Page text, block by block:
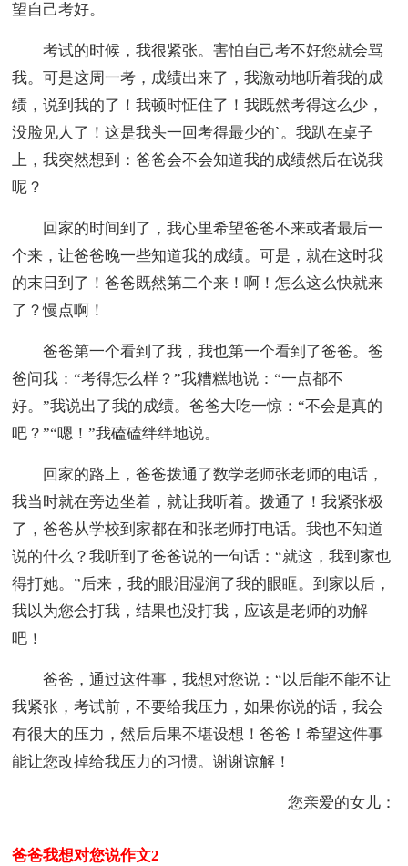
望自己考好。
考试的时候，我很紧张。害怕自己考不好您就会骂
我。可是这周一考，成绩出来了，我激动地听着我的成
绩，说到我的了！我顿时怔住了！我既然考得这么少，
没脸见人了！这是我头一回考得最少的`。我趴在桌子
上，我突然想到：爸爸会不会知道我的成绩然后在说我
呢？
回家的时间到了，我心里希望爸爸不来或者最后一
个来，让爸爸晚一些知道我的成绩。可是，就在这时我
的末日到了！爸爸既然第二个来！啊！怎么这么快就来
了？慢点啊！
爸爸第一个看到了我，我也第一个看到了爸爸。爸
爸问我：“考得怎么样？”我糟糕地说：“一点都不
好。”我说出了我的成绩。爸爸大吃一惊：“不会是真的
吧？”“嗯！”我磕磕绊绊地说。
回家的路上，爸爸拨通了数学老师张老师的电话，
我当时就在旁边坐着，就让我听着。拨通了！我紧张极
了，爸爸从学校到家都在和张老师打电话。我也不知道
说的什么？我听到了爸爸说的一句话：“就这，我到家也
得打她。”后来，我的眼泪湿润了我的眼眶。到家以后，
我以为您会打我，结果也没打我，应该是老师的劝解
吧！
爸爸，通过这件事，我想对您说：“以后能不能不让
我紧张，考试前，不要给我压力，如果你说的话，我会
有很大的压力，然后后果不堪设想！爸爸！希望这件事
能让您改掉给我压力的习惯。谢谢谅解！
您亲爱的女儿：
爸爸我想对您说作文2